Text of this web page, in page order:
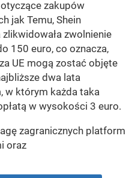
zakupów
jak Temu, Shein
zwolnienie
150 euro, co oznacza,
UE mogą zostać objęte
dwa lata
w którym każda taka
w wysokości 3 euro.
zagranicznych platform
oraz